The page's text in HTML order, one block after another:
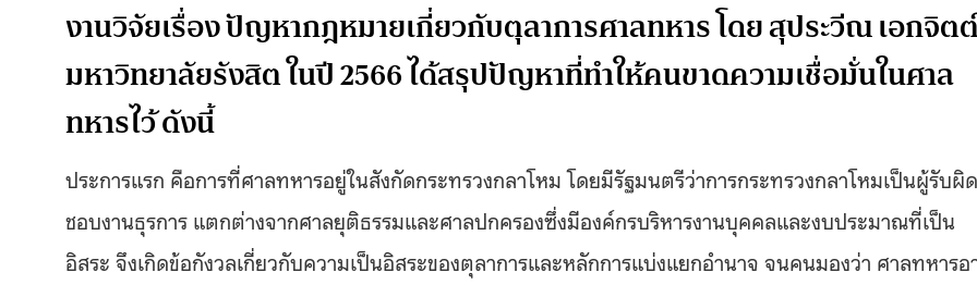
งานวิจัยเรื่อง ปัญหากฎหมายเกี่ยวกับตุลาการศาลทหาร โดย สุประวีณ เอกจิต
มหาวิทยาลัยรังสิต ในปี 2566 ได้สรุปปัญหาที่ทำให้คนขาดความเชื่อมั่นในศาล
ทหารไว้ ดังนี้
ประการแรก คือการที่ศาลทหารอยู่ในสังกัดกระทรวงกลาโหม โดยมีรัฐมนตรีว่าการกระทรวงกลาโหมเป็นผู้รับผิด
ชอบงานธุรการ แตกต่างจากศาลยุติธรรมและศาลปกครองซึ่งมีองค์กรบริหารงานบุคคลและงบประมาณที่เป็น
อิสระ จึงเกิดข้อกังวลเกี่ยวกับความเป็นอิสระของตุลาการและหลักการแบ่งแยกอำนาจ จนคนมองว่า ศาลทหารอ